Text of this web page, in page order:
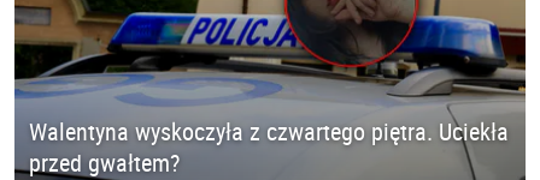
Walentyna wyskoczyła z czwartego piętra. Uciekła
przed gwałtem?